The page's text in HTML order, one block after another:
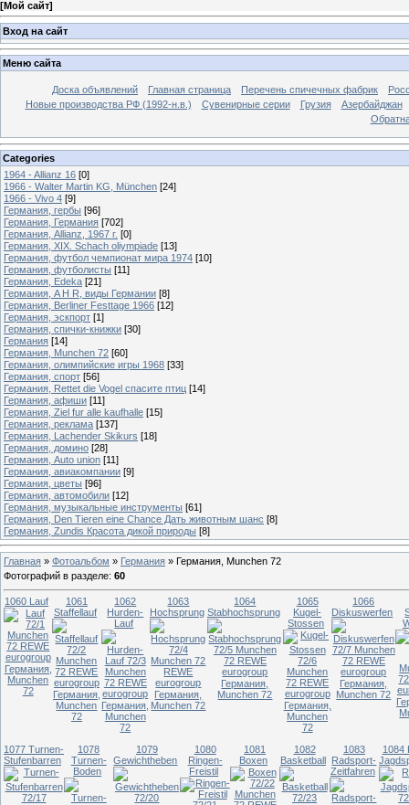
[Мой сайт]
Вход на сайт
Меню сайта
Доска объявлений Главная страница Перечень спичечных фабрик
Новые производства РФ (1992-н.в.)
Сувенирные серии Грузия
Азербайджан
Categories
1964 - Allianz 16 [0]
1966 - Walter Martin KG, München [24]
1966 - Vivo 4 [9]
Германия, гербы [96]
Германия, Германия [702]
Германия, Allianz, 1967 г. [0]
Германия, XIX. Schach oliympiade [13]
Германия, футбол чемпионат мира 1974 [10]
Германия, футболисты [11]
Германия, Edeka [21]
Германия, A H R, виды Германии [8]
Германия, Berliner Festtage 1966 [12]
Германия, эскпорт [1]
Германия, спички-книжки [30]
Германия [14]
Германия, Munchen 72 [60]
Германия, олимпийские игры 1968 [33]
Германия, спорт [56]
Германия, Rettet die Vogel спасите птиц [14]
Германия, афиши [11]
Германия, Ziel fur alle kaufhalle [15]
Германия, реклама [137]
Германия, Lachender Skikurs [18]
Германия, домино [28]
Германия, Auto union [11]
Германия, авиакомпании [9]
Германия, цветы [96]
Германия, автомобили [12]
Германия, музыкальные инструменты [61]
Германия, Den Tieren eine Chance Дать животным шанс [8]
Германия, Zundis Красота дикой природы [8]
Главная » Фотоальбом » Германия » Германия, Munchen 72
Фотографий в разделе: 60
1060 Lauf
Германия,
Munchen
72
1061
Staffellauf
Германия,
Munchen
72
1062
Hurden-
Lauf
Германия,
Munchen
72
1063
Hochsprung
Германия,
Munchen 72
1064
Stabhochsprung
Германия,
Munchen 72
1065
Kugel-
Stossen
Германия,
Munchen
72
1066
Diskuswerfen
Германия,
Munchen 72
1077 Turnen-
Stufenbarren
1078
Turnen-
Boden
1079
Gewichtheben
1080
Ringen-
Freistil
1081
Boxen
1082
Basketball
1083
Radsport-
Zeitfahren
1084